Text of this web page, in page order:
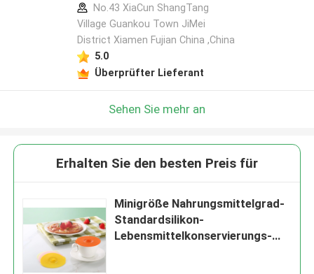
No.43 XiaCun ShangTang
Village Guankou Town JiMei
District Xiamen Fujian China ,China
5.0
Überprüfter Lieferant
Sehen Sie mehr an
Erhalten Sie den besten Preis für
Minigröße Nahrungsmittelgrad-
Standardsilikon-
Lebensmittelkonservierungs-